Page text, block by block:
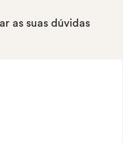
as suas dúvidas